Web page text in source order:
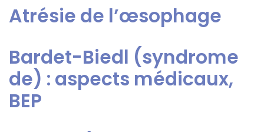
Atrésie de l’œsophage
Bardet-Biedl (syndrome
de) : aspects médicaux,
BEP